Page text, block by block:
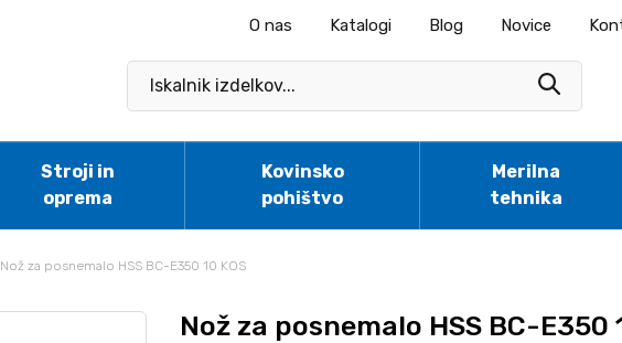
O nas Katalogi Blog Novice
Stroji in
oprema
Kovinsko
pohištvo
Merilna
tehnika
Nož za posnemalo HSS BC-E350 10 KOS
Nož za posnemalo HSS BC-E350